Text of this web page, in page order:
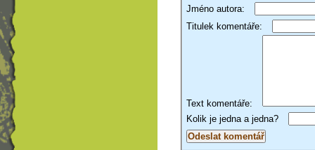
Jméno autora:
Titulek komentáře:
Text komentáře:
Kolik je jedna a jedna?